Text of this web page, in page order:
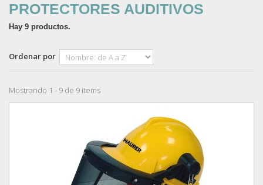
PROTECTORES AUDITIVOS
Hay 9 productos.
Ordenar por
Mostrando 1 - 9 de 9 items